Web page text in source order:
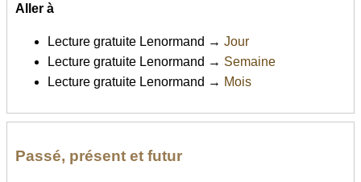
Aller à
Lecture gratuite Lenormand → Jour
Lecture gratuite Lenormand → Semaine
Lecture gratuite Lenormand → Mois
Passé, présent et futur